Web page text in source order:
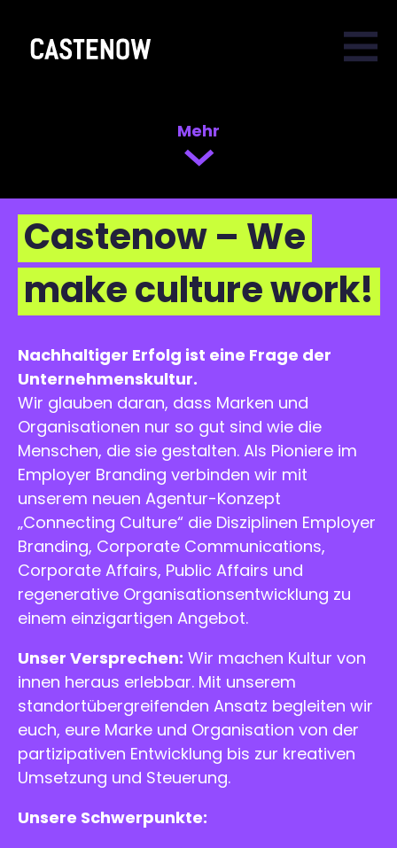
Mehr
Castenow – We
make culture work!
Nachhaltiger Erfolg ist eine Frage der
Unternehmenskultur.
Wir glauben daran, dass Marken und
Organisationen nur so gut sind wie die
Menschen, die sie gestalten. Als Pioniere im
Employer Branding verbinden wir mit
unserem neuen Agentur-Konzept
„Connecting Culture“ die Disziplinen Employer
Branding, Corporate Communications,
Corporate Affairs, Public Affairs und
regenerative Organisationsentwicklung zu
einem einzigartigen Angebot.
Unser Versprechen: Wir machen Kultur von
innen heraus erlebbar. Mit unserem
standortübergreifenden Ansatz begleiten wir
euch, eure Marke und Organisation von der
partizipativen Entwicklung bis zur kreativen
Umsetzung und Steuerung.
Unsere Schwerpunkte: